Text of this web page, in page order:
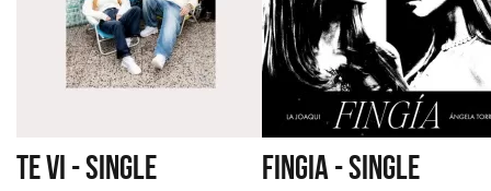
TE VI - SINGLE FINGIA - SINGLE